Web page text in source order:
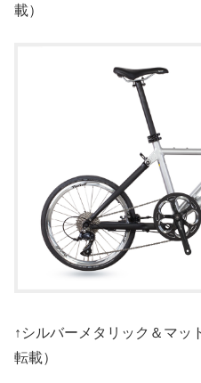
載）
↑シルバーメタリック＆マッ
転載）